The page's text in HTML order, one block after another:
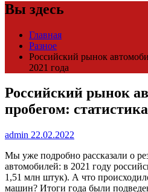
Вы здесь
Главная
Разное
Российский рынок
2021 года
Российский рынок
пробегом:
admin 22.02.2022
Мы уже подробно рассказали о
автомобилей: в 2021 году
1,51 млн штук). А что
машин? Итоги года были